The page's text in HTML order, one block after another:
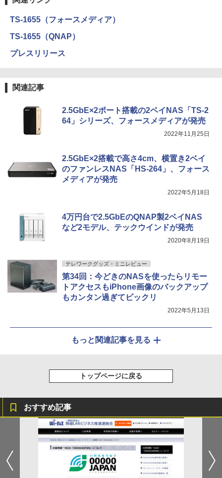
TS-1655（フォースメディア）
TS-1655（QNAP）
プレスリリース
関連記事
2.5GbE×2ポート搭載の2ベイNAS「TS-2
64」シリーズ、フォースメディアが発売
2022年11月25日
2.5GbE×2搭載で高さ4cm、横置き2ベイ
のファンレスNAS「HS-264」、フォース
メディアが発売
2022年5月18日
4万円台で2.5GbEのQNAP製2ベイNAS
など2モデル、テックウインドが発売
2020年8月19日
テレワークグッズ・ミニレビュー
第34回：今どきのNASを使ったらリモー
トアクセスもiPhone画像のバックアップ
もカンタン過ぎてビックリ
2022年5月13日
もっと関連記事を見る
トップページに戻る
おすすめ記事